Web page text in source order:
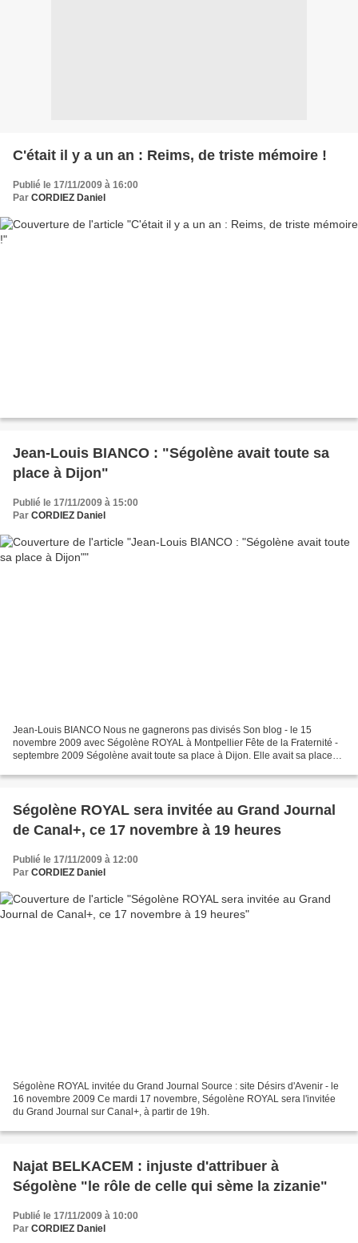
C'était il y a un an : Reims, de triste mémoire !
Publié le 17/11/2009 à 16:00
Par CORDIEZ Daniel
Jean-Louis BIANCO : "Ségolène avait toute sa
place à Dijon"
Publié le 17/11/2009 à 15:00
Par CORDIEZ Daniel
Jean-Louis BIANCO Nous ne gagnerons pas divisés Son blog - le 15
novembre 2009 avec Ségolène ROYAL à Montpellier Fête de la Fraternité -
septembre 2009 Ségolène avait toute sa place à Dijon. Elle avait sa place
Ségolène ROYAL sera invitée au Grand Journal
de Canal+, ce 17 novembre à 19 heures
Publié le 17/11/2009 à 12:00
Par CORDIEZ Daniel
Ségolène ROYAL invitée du Grand Journal Source : site Désirs d'Avenir - le
16 novembre 2009 Ce mardi 17 novembre, Ségolène ROYAL sera l'invitée
du Grand Journal sur Canal+, à partir de 19h.
Najat BELKACEM : injuste d'attribuer à
Ségolène "le rôle de celle qui sème la zizanie"
Publié le 17/11/2009 à 10:00
Par CORDIEZ Daniel